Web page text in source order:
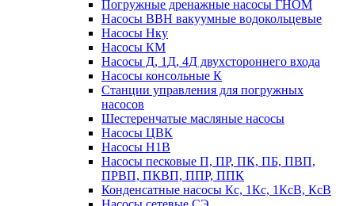
Погружные дренажные насосы ГНОМ
Насосы ВВН вакуумные водокольцевые
Насосы Нку
Насосы КМ
Насосы Д, 1Д, 4Д двухстороннего входа
Насосы консольные К
Станции управления для погружных
насосов
Шестеренчатые масляные насосы
Насосы ЦВК
Насосы Н1В
Насосы песковые П, ПР, ПК, ПБ, ПВП,
ПРВП, ПКВП, ППР, ППК
Конденсатные насосы Кс, 1Кс, 1КсВ, КсВ